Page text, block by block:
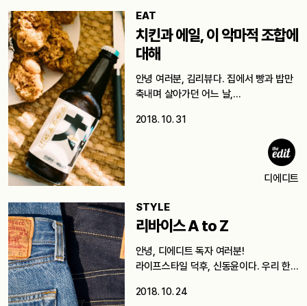
EAT
치킨과 에일, 이 악마적 조합에
대해
안녕 여러분, 김리뷰다. 집에서 빵과 밥만
축내며 살아가던 어느 날,…
2018. 10. 31
디에디트
STYLE
리바이스 A to Z
안녕, 디에디트 독자 여러분!
라이프스타일 덕후, 신동윤이다. 우리 한
2018. 10. 24